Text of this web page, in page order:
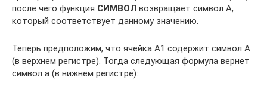
после чего функция СИМВОЛ возвращает символ А,
который соответствует данному значению.
Теперь предположим, что ячейка А1 содержит символ А
(в верхнем регистре). Тогда следующая формула вернет
символ а (в нижнем регистре):